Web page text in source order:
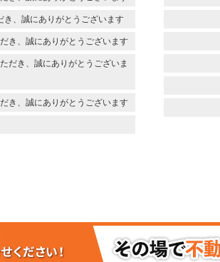
、誠にありがとうございます
き、誠にありがとうございます
だき、誠にありがとうございま
き、誠にありがとうございます